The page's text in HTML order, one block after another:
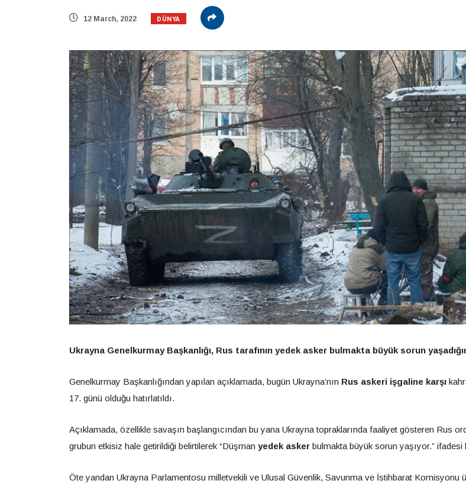
12 March, 2022 DÜNYA
Ukrayna Genelkurmay Başkanlığı, Rus tarafının yedek asker bulmakta büyük sorun
Genelkurmay Başkanlığından yapılan açıklamada, bugün Ukrayna’nın Rus askeri işgaline karşı
17. günü olduğu hatırlatıldı.
Açıklamada, özellikle savaşın başlangıcından bu yana Ukrayna topraklarında faaliyet gösteren Rus
grubun etkisiz hale getirildiği belirtilerek “Düşman yedek asker bulmakta büyük sorun yaşıyor.” ifadesi
Öte yandan Ukrayna Parlamentosu milletvekili ve Ulusal Güvenlik, Savunma ve İstihbarat Komisyonu